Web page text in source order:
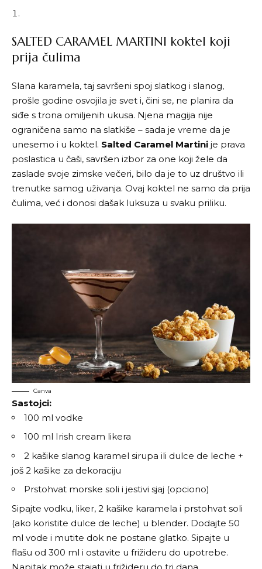
SALTED CARAMEL MARTINI koktel koji
prija čulima
Slana karamela, taj savršeni spoj slatkog i slanog,
prošle godine osvojila je svet i, čini se, ne planira da
siđe s trona omiljenih ukusa. Njena magija nije
ograničena samo na slatkiše – sada je vreme da je
unesemo i u koktel. Salted Caramel Martini je prava
poslastica u čaši, savršen izbor za one koji žele da
zaslade svoje zimske večeri, bilo da je to uz društvo ili
trenutke samog uživanja. Ovaj koktel ne samo da prija
čulima, već i donosi dašak luksuza u svaku priliku.
Canva
Sastojci:
100 ml vodke
100 ml Irish cream likera
2 kašike slanog karamel sirupa ili dulce de leche +
još 2 kašike za dekoraciju
Prstohvat morske soli i jestivi sjaj (opciono)
Sipajte vodku, liker, 2 kašike karamela i prstohvat soli
(ako koristite dulce de leche) u blender. Dodajte 50
ml vode i mutite dok ne postane glatko. Sipajte u
flašu od 300 ml i ostavite u frižideru do upotrebe.